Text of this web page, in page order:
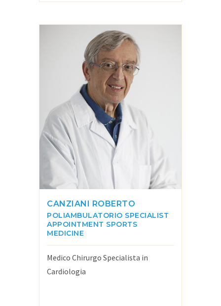
CANZIANI ROBERTO
POLIAMBULATORIO SPECIALIST
APPOINTMENT SPORTS
MEDICINE
Medico Chirurgo Specialista in
Cardiologia